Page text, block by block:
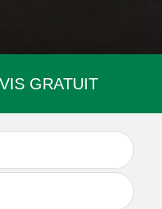
GRATUIT